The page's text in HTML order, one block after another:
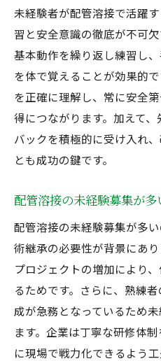
経験者が配管溶接
配管溶接経験者が
経験者向け配管溶
配管や溶接の仕事選び
配管溶接求人選び
経験者が配管溶接
配管や溶接の募集
配管溶接求人で後
失敗しない配管や
将来を見据えた配管溶
未経験から将来性
方
経験者が長く働け
配管溶接でキャリ
未経験者が配管溶接で活躍
習と安全意識の徹底が不可
基本動作を繰り返し練習し
を体で覚えることが効果的
を正確に理解し、常に安全
得につながります。加えて
バックを積極的に受け入れ
とも成功の鍵です。
配管溶接の未経験募集が
配管溶接の未経験募集が多
術継承の必要性が背景にあ
プロジェクトの増加により
るためです。さらに、熟練
成が急務となっているため
ます。企業は丁寧な研修体
に現場で戦力化できるよう